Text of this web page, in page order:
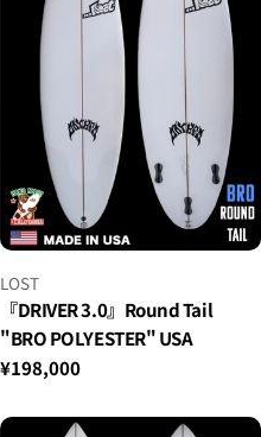
ベ
ン
ダ
ー：
LOST
『DRIVER 3.0』Round Tail
"BRO POLYESTER" USA
通
価
¥198,000